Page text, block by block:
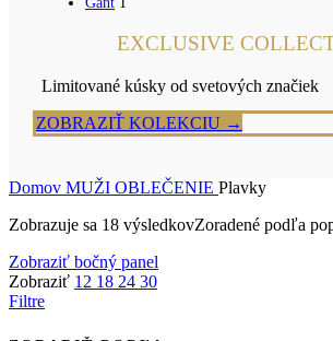
EXCLUSIVE
Limitované kúsky od svetových značiek
ZOBRAZIŤ KOLEKCIU →
Domov MUŽI OBLEČENIE Plavky
Zobrazuje sa 18 výsledkovZoradené podľa
Zobraziť bočný panel
Zobraziť 12 18 24 30
Filtre